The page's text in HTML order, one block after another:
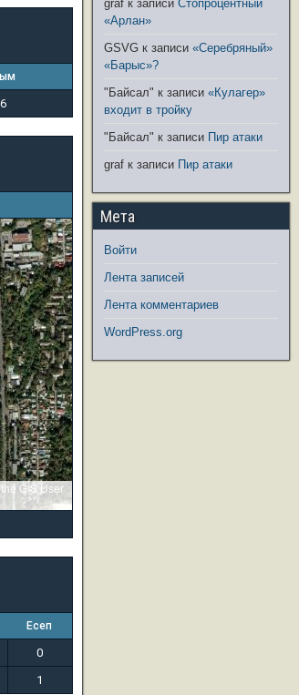
GIS User
Есеп
0
1
graf к записиСтопроцентный
«Арлан»
GSVG к записи«Серебряный»
«Барыс»?
"Байсал" к записи«Кулагер»
входит в тройку
"Байсал" к записи Пир атаки
graf к записи Пир атаки
Мета
Войти
Лента записей
Лента комментариев
WordPress.org